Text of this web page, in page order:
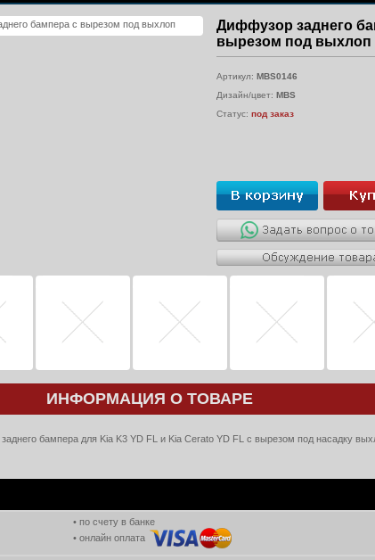
Диффузор заднего
вырезом под выхлоп
Артикул: MBS0146
Дизайн/цвет: MBS
Статус: под заказ
ИНФОРМАЦИЯ О ТОВАРЕ
бампера для Kia K3 YD FL и Kia Cerato YD FL с вырезом под насадку
• по счету в банке
• онлайн оплата